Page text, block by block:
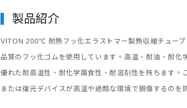
製品紹介
VITON 200℃ 耐熱フッ化エラストマー製熱収縮チューブ
品質のフッ化ゴムを使用しています。高温、耐油、耐化
優れた耐高温性、耐化学腐食性、耐溶剤性を持ちます。
または復元デバイスが高温や過酷な環境で損傷するのを